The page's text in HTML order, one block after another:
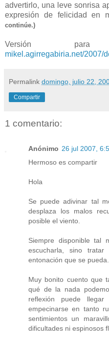
advertirlo, una leve sonrisa
expresión de felicidad en
continúe.)
Versión
mikel.agirregabiria.net/2007/
Permalink domingo, julio 22,
Compartir
1 comentario:
Anónimo 26 jul 2007,
Hermoso es compartir
Hola
Se puede adivinar tal
desplaza los malos
posible el viento.
Siempre disponible tal
escucharla, sino
entonación que se pueda.
Muy bonito cuento que
qué de la nada
reflexión puede
empecinarse en tanto
sentimientos un
dificultades ni espinosos